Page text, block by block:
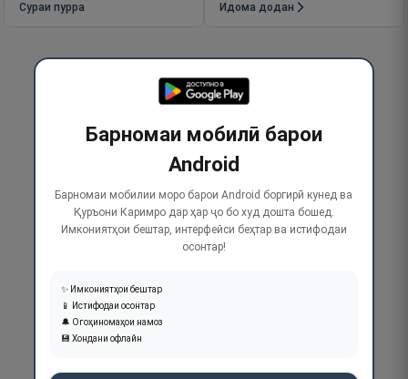
Сураи пурра Идома додан
Барномаи мобилӣ барои
Android
Барномаи мобилии моро барои Android боргирӣ кунед ва
Қуръони Каримро дар ҳар ҷо бо худ дошта бошед.
Имкониятҳои бештар, интерфейси беҳтар ва истифодаи
осонтар!
✨ Имкониятҳои бештар
📱 Истифодаи осонтар
🔔 Огоҳиномаҳои намоз
💾 Хондани офлайн